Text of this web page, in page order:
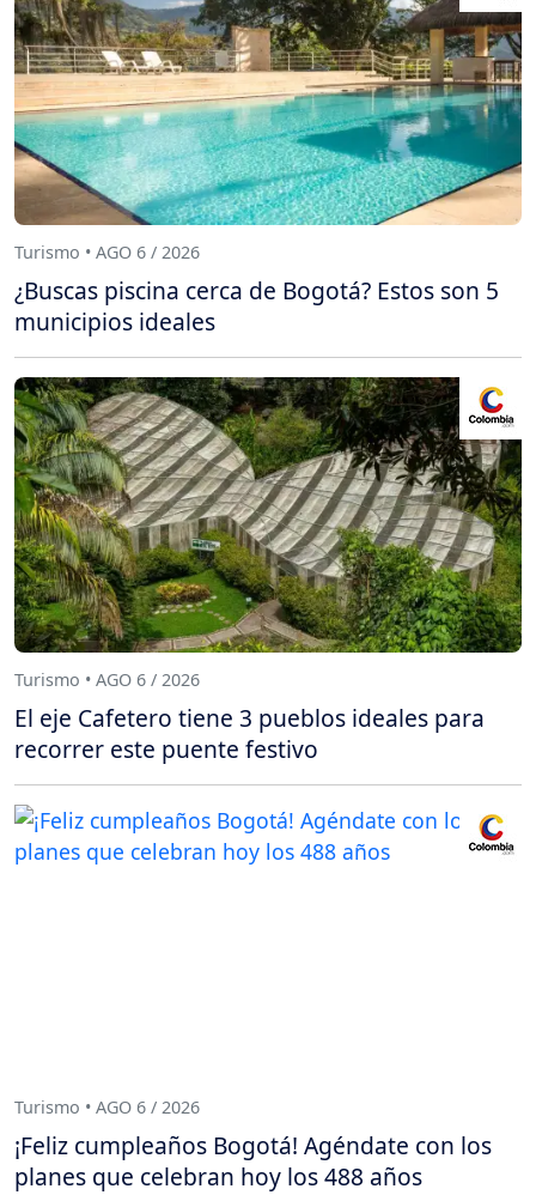
Turismo • AGO 6 / 2026
¿Buscas piscina cerca de Bogotá? Estos son 5
municipios ideales
Turismo • AGO 6 / 2026
El eje Cafetero tiene 3 pueblos ideales para
recorrer este puente festivo
Turismo • AGO 6 / 2026
¡Feliz cumpleaños Bogotá! Agéndate con los
planes que celebran hoy los 488 años